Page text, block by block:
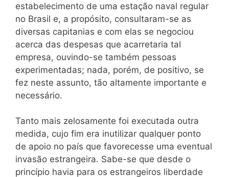
estabelecimento de uma estação naval regular
no Brasil e, a propósito, consultaram-se as
diversas capitanias e com elas se negociou
acerca das despesas que acarretaria tal
empresa, ouvindo-se também pessoas
experimentadas; nada, porém, de positivo, se
fez neste assunto, tão altamente importante e
necessário.
Tanto mais zelosamente foi executada outra
medida, cujo fim era inutilizar qualquer ponto
de apoio no país que favorecesse uma eventual
invasão estrangeira. Sabe-se que desde o
princípio havia para os estrangeiros liberdade